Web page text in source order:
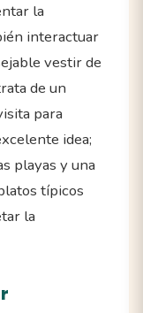
la
interactuar
vestir de
de un
para
idea;
playas y una
típicos
la